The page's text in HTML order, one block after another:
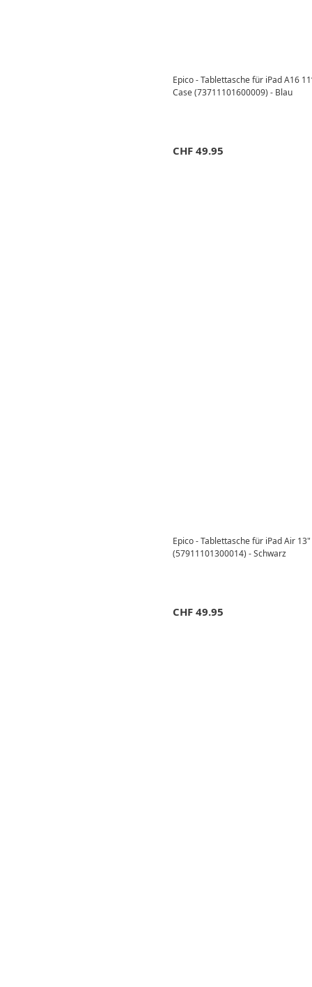
Epico - Tablettasche für iPad A16
Case (73711101600009) - Blau
CHF 49.95
Epico - Tablettasche für iPad Air
(57911101300014) - Schwarz
CHF 49.95